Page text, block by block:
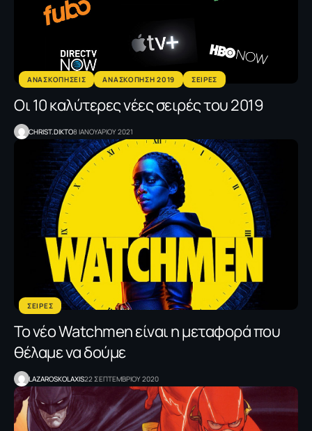
ΑΝΑΣΚΟΠΗΣΕΙΣ ΑΝΑΣΚΟΠΗΣΗ 2019 ΣΕΙΡΕΣ
Oι 10 καλύτερες νέες σειρές του 2019
CHRIST.DIKTO8 ΙΑΝΟΥΑΡΙΟΥ 2021
ΣΕΙΡΕΣ
Το νέο Watchmen είναι η μεταφορά που
θέλαμε να δούμε
LAZAROSKOLAXIS22 ΣΕΠΤΕΜΒΡΙΟΥ 2020